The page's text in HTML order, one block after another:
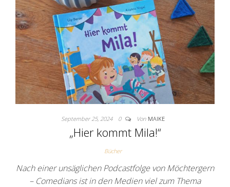
September 25, 2024 0 Von MAIKE
„Hier kommt Mila!“
Bücher
Nach einer unsäglichen Podcastfolge von Möchtergern
– Comedians ist in den Medien viel zum Thema